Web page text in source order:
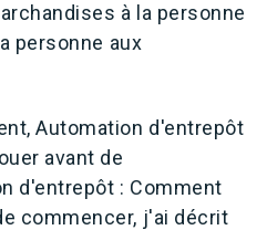
à la personne
personne aux
Automation d'entrepôt
avant de
d'entrepôt : Comment
commencer, j'ai décrit